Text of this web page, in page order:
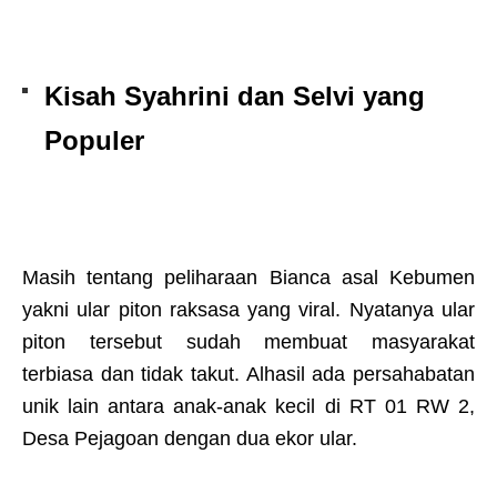
Kisah Syahrini dan Selvi yang
Populer
Masih tentang peliharaan Bianca asal Kebumen
yakni ular piton raksasa yang viral. Nyatanya ular
piton tersebut sudah membuat masyarakat
terbiasa dan tidak takut. Alhasil ada persahabatan
unik lain antara anak-anak kecil di RT 01 RW 2,
Desa Pejagoan dengan dua ekor ular.